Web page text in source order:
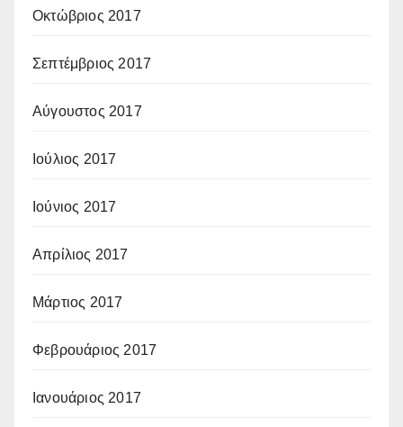
Οκτώβριος 2017
Σεπτέμβριος 2017
Αύγουστος 2017
Ιούλιος 2017
Ιούνιος 2017
Απρίλιος 2017
Μάρτιος 2017
Φεβρουάριος 2017
Ιανουάριος 2017